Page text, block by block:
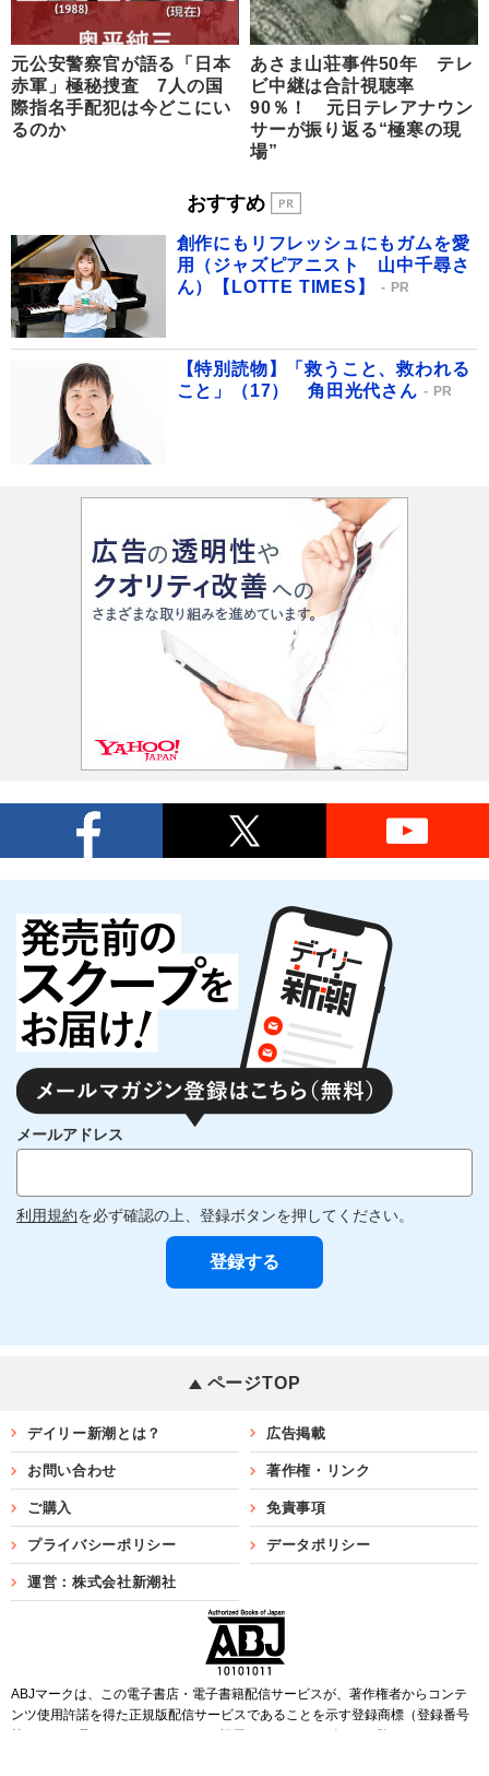
元公安警察官が語る「日本
赤軍」極秘捜査 7人の国
際指名手配犯は今どこにい
るのか
あさま山荘事件50年 テレ
ビ中継は合計視聴率
90％！ 元日テレアナウン
サーが振り返る“極寒の現
場”
おすすめ
創作にもリフレッシュにもガムを愛
用（ジャズピアニスト 山中千尋さ
ん）【LOTTE TIMES】
PR
【特別読物】「救うこと、救われる
こと」（17） 角田光代さん
PR
メールアドレス
利用規約を必ず確認の上、登録ボタンを押してください。
ページTOP
デイリー新潮とは？ 広告掲載
お問い合わせ 著作権・リンク
ご購入 免責事項
プライバシーポリシー データポリシー
運営：株式会社新潮社
ABJマークは、この電子書店・電子書籍配信サービスが、著作権者からコンテ
ンツ使用許諾を得た正規版配信サービスであることを示す登録商標（登録番号